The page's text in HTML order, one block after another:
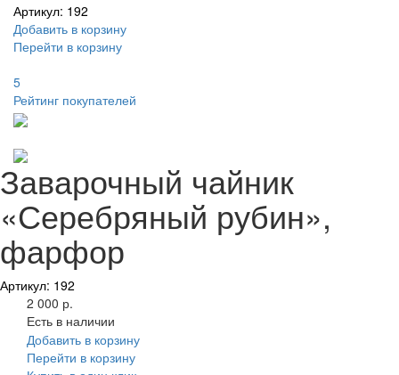
Артикул: 192
Добавить в корзину
Перейти в корзину
5
Рейтинг покупателей
Заварочный чайник
«Серебряный рубин»,
фарфор
Артикул: 192
2 000 р.
Есть в наличии
Добавить в корзину
Перейти в корзину